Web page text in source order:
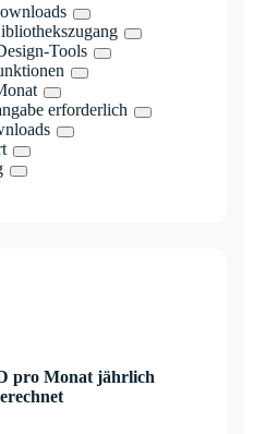
Tools
erforderlich
pro Monat jährlich